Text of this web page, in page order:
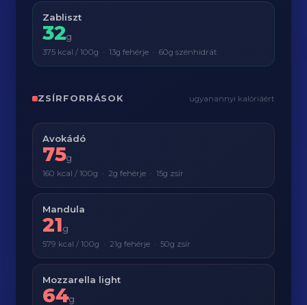
Zabliszt
32g
375 kcal / 100g · 13g fehérje · 60g szénhidrát
ZSÍRFORRÁSOK ugyanannyi kalóriáért
Avokádó
75g
160 kcal / 100g · 2g fehérje · 15g zsír
Mandula
21g
579 kcal / 100g · 21g fehérje · 50g zsír
Mozzarella light
64g